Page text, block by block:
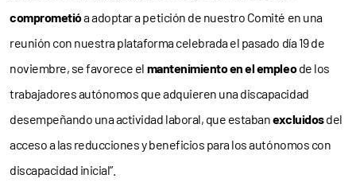
comprometióa adoptar a petición de nuestro Comité en una
reunión con nuestra plataforma celebrada el pasado día 19 de
noviembre, se favorece el mantenimiento en el empleode los
trabajadores autónomos que adquieren una discapacidad
desempeñando una actividad laboral, que estabanexcluidosdel
acceso a las reducciones y beneficios para los autónomos con
discapacidad inicial”.